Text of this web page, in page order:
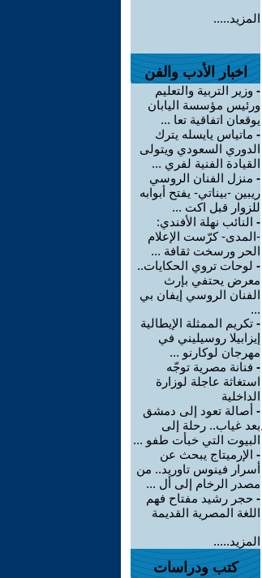
المزيد.....
اخبار الأدب والفن
- وزير التربية والتعليم
ورئيس مؤسسة اليابان
يوقعان اتفاقية تعا ...
- ماتياس يايسله يترك
الدوري السعودي ويتولى
القيادة الفنية لفري ...
- منزل الفنان الروسي
ريبين -بيناتي- يفتح أبوابه
للزوار قبل اكت ...
- النائب نهلة الأفندي:
-المدى- كرّست الإعلام
الحر ورسخت ثقافة ...
- لوحات تروي الحكايات..
معرض يحتفي بإرث
الفنان الروسي إيفان بي
...
- تكريم الممثلة الإيطالية
إيزابيلا روسيليني في
مهرجان لوكارنو ...
- فنانة مصرية توجّه
استغاثة عاجلة لوزارة
الداخلية
- أصالة تعود إلى دمشق
بعد غياب.. رحلة إلى
البيوت التي خبأت طفو ...
- الإرميتاج يبحث عن
أسرار فينوس تاوريد.. من
مصدر الرخام إلى أل ...
- حجر رشيد مفتاح فهم
اللغة المصرية القديمة
المزيد.....
كتب ودراسات